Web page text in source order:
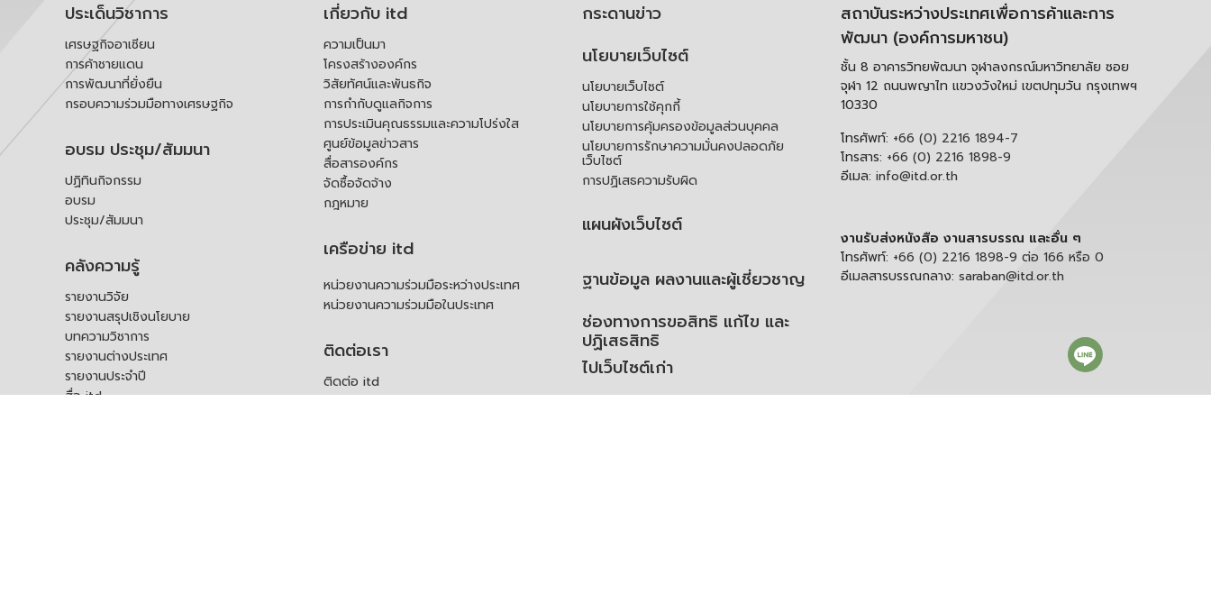
ประเด็นวิชาการ
เศรษฐกิจอาเซียน
การค้าชายแดน
การพัฒนาที่ยั่งยืน
กรอบความร่วมมือทางเศรษฐกิจ
อบรม ประชุม/สัมมนา
ปฏิทินกิจกรรม
อบรม
ประชุม/สัมมนา
คลังความรู้
รายงานวิจัย
รายงานสรุปเชิงนโยบาย
บทความวิชาการ
รายงานต่างประเทศ
รายงานประจำปี
สื่อ itd
เกี่ยวกับ itd
ความเป็นมา
โครงสร้างองค์กร
วิสัยทัศน์และพันธกิจ
การกำกับดูแลกิจการ
การประเมินคุณธรรมและความโปร่งใส
ศูนย์ข้อมูลข่าวสาร
สื่อสารองค์กร
จัดซื้อจัดจ้าง
กฎหมาย
เครือข่าย itd
หน่วยงานความร่วมมือระหว่างประเทศ
หน่วยงานความร่วมมือในประเทศ
ติดต่อเรา
ติดต่อ itd
กระดานข่าว
นโยบายเว็บไซต์
นโยบายเว็บไซต์
นโยบายการใช้คุกกี้
นโยบายการคุ้มครองข้อมูลส่วนบุคคล
นโยบายการรักษาความมั่นคงปลอดภัย
เว็บไซต์
การปฏิเสธความรับผิด
แผนผังเว็บไซต์
ฐานข้อมูล ผลงานและผู้เชี่ยวชาญ
ช่องทางการขอสิทธิ แก้ไข และ
ปฏิเสธสิทธิ
ไปเว็บไซต์เก่า
สถาบันระหว่างประเทศเพื่อการค้าและการ
พัฒนา (องค์การมหาชน)
ชั้น 8 อาคารวิทยพัฒนา จุฬาลงกรณ์มหาวิทยาลัย ซอย
จุฬา 12 ถนนพญาไท แขวงวังใหม่ เขตปทุมวัน กรุงเทพฯ
10330
โทรศัพท์: +66 (0) 2216 1894-7
โทรสาร: +66 (0) 2216 1898-9
อีเมล: info@itd.or.th
งานรับส่งหนังสือ งานสารบรรณ และอื่น ๆ
โทรศัพท์: +66 (0) 2216 1898-9 ต่อ 166 หรือ 0
อีเมลสารบรรณกลาง: saraban@itd.or.th